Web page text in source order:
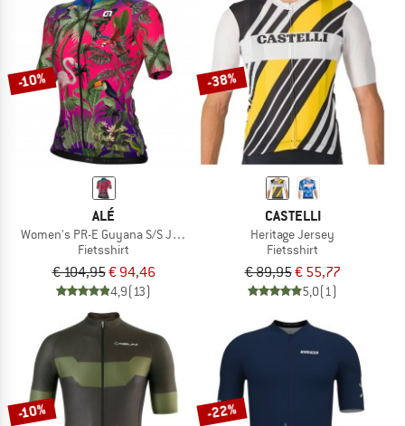
-10%
ALÉ
Women's PR-E Guyana S/S Jersey
Fietsshirt
€ 104,95€ 94,46
4,9(13)
-38%
CASTELLI
Heritage Jersey
Fietsshirt
€ 89,95€ 55,77
5,0(1)
-10% -22%